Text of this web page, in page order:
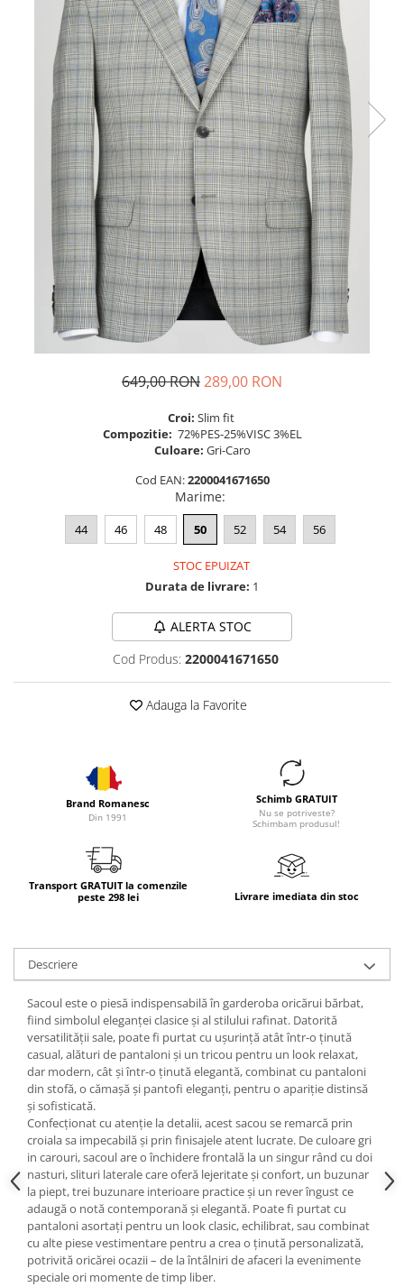
649,00 RON289,00 RON
Croi: Slim fit
Compozitie: 72%PES-25%VISC 3%EL
Culoare: Gri-Caro
Cod EAN:2200041671650
Marime:
44 46 48 50 52 54 56
STOC EPUIZAT
Durata de livrare: 1
ALERTA STOC
Cod Produs: 2200041671650
Adauga la Favorite
Brand Romanesc
Din 1991
Schimb GRATUIT
Nu se potriveste?
Schimbam produsul!
Transport GRATUIT la comenzile
peste 298 lei
Livrare imediata din stoc
Descriere
Sacoul este o piesă indispensabilă în garderoba oricărui bărbat,
fiind simbolul eleganței clasice și al stilului rafinat. Datorită
versatilității sale, poate fi purtat cu ușurință atât într-o ținută
casual, alături de pantaloni și un tricou pentru un look relaxat,
dar modern, cât și într-o ținută elegantă, combinat cu pantaloni
din stofă, o cămașă și pantofi eleganți, pentru o apariție distinsă
și sofisticată.
Confecționat cu atenție la detalii, acest sacou se remarcă prin
croiala sa impecabilă și prin finisajele atent lucrate. De culoare gri
in carouri, sacoul are o închidere frontală la un singur rând cu doi
nasturi, slituri laterale care oferă lejeritate și confort, un buzunar
la piept, trei buzunare interioare practice și un rever îngust ce
adaugă o notă contemporană și elegantă. Poate fi purtat cu
pantaloni asortați pentru un look clasic, echilibrat, sau combinat
cu alte piese vestimentare pentru a crea o ținută personalizată,
potrivită oricărei ocazii – de la întâlniri de afaceri la evenimente
speciale ori momente de timp liber.